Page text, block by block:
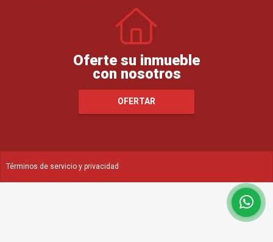
Oferte su inmueble
con nosotros
OFERTAR
Términos de servicio y privacidad